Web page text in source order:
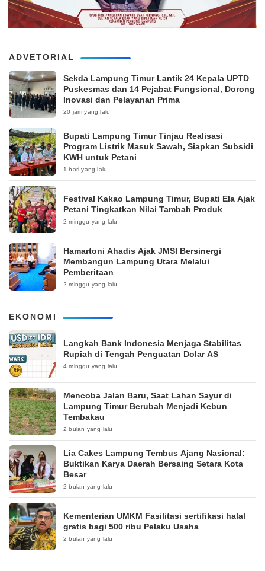
ADVETORIAL
‎Sekda Lampung Timur Lantik 24 Kepala UPTD
Puskesmas dan 14 Pejabat Fungsional, Dorong
Inovasi dan Pelayanan Prima
20 jam yang lalu
Bupati Lampung Timur Tinjau Realisasi
Program Listrik Masuk Sawah, Siapkan Subsidi
KWH untuk Petani
1 hari yang lalu
‎Festival Kakao Lampung Timur, Bupati Ela Ajak
Petani Tingkatkan Nilai Tambah Produk
2 minggu yang lalu
Hamartoni Ahadis Ajak JMSI Bersinergi
Membangun Lampung Utara Melalui
Pemberitaan
2 minggu yang lalu
EKONOMI
Langkah Bank Indonesia Menjaga Stabilitas
Rupiah di Tengah Penguatan Dolar AS
4 minggu yang lalu
Mencoba Jalan Baru, Saat Lahan Sayur di
Lampung Timur Berubah Menjadi Kebun
Tembakau
2 bulan yang lalu
Lia Cakes Lampung Tembus Ajang Nasional:
Buktikan Karya Daerah Bersaing Setara Kota
Besar
2 bulan yang lalu
Kementerian UMKM Fasilitasi sertifikasi halal
gratis bagi 500 ribu Pelaku Usaha
2 bulan yang lalu